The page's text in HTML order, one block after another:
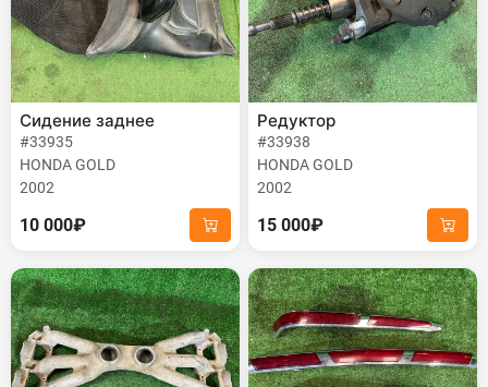
Сидение заднее
#33935
HONDA GOLD
2002
10 000₽
Редуктор
#33938
HONDA GOLD
2002
15 000₽